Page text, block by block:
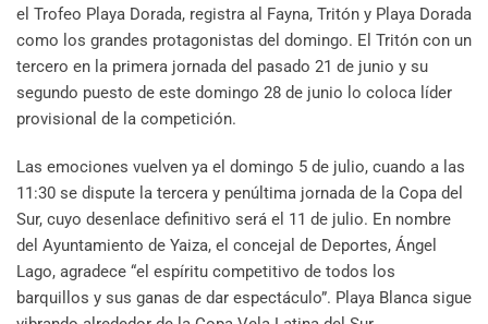
el Trofeo Playa Dorada, registra al Fayna, Tritón y Playa Dorada
como los grandes protagonistas del domingo. El Tritón con un
tercero en la primera jornada del pasado 21 de junio y su
segundo puesto de este domingo 28 de junio lo coloca líder
provisional de la competición.
Las emociones vuelven ya el domingo 5 de julio, cuando a las
11:30 se dispute la tercera y penúltima jornada de la Copa del
Sur, cuyo desenlace definitivo será el 11 de julio. En nombre
del Ayuntamiento de Yaiza, el concejal de Deportes, Ángel
Lago, agradece “el espíritu competitivo de todos los
barquillos y sus ganas de dar espectáculo”. Playa Blanca sigue